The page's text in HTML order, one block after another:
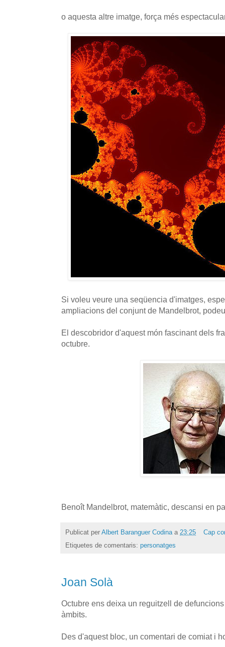
o aquesta altre imatge, força més
Si voleu veure una seqüencia d'imatges,
ampliacions del conjunt de Mandelbrot,
El descobridor d'aquest món fascinant dels
octubre.
Benoît Mandelbrot, matemàtic, descansi en
Publicat per Albert Baranguer Codina a 23:25
Cap
Etiquetes de comentaris: personatges
Joan Solà
Octubre ens deixa un reguitzell de
àmbits.
Des d'aquest bloc, un comentari de comiat i